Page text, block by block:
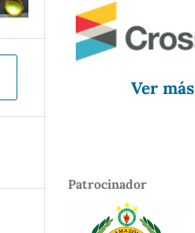
Ver más
Patrocinador